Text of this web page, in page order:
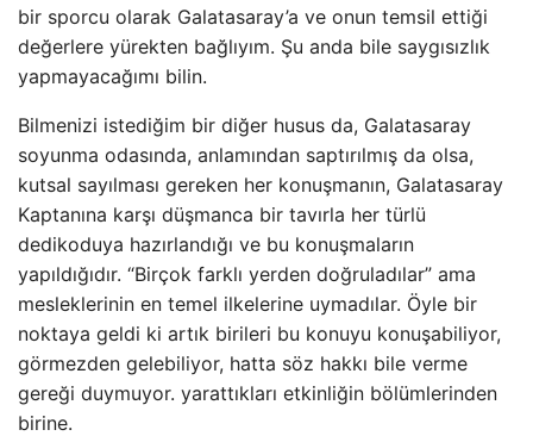
bir sporcu olarak Galatasaray’a ve onun temsil ettiği
değerlere yürekten bağlıyım. Şu anda bile saygısızlık
yapmayacağımı bilin.
Bilmenizi istediğim bir diğer husus da, Galatasaray
soyunma odasında, anlamından saptırılmış da olsa,
kutsal sayılması gereken her konuşmanın, Galatasaray
Kaptanına karşı düşmanca bir tavırla her türlü
dedikoduya hazırlandığı ve bu konuşmaların
yapıldığıdır. “Birçok farklı yerden doğruladılar” ama
mesleklerinin en temel ilkelerine uymadılar. Öyle bir
noktaya geldi ki artık birileri bu konuyu konuşabiliyor,
görmezden gelebiliyor, hatta söz hakkı bile verme
gereği duymuyor. yarattıkları etkinliğin bölümlerinden
birine.